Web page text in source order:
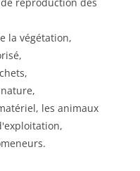
reproduction des
la végétation,
les animaux